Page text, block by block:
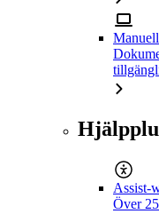
Assist-
Över